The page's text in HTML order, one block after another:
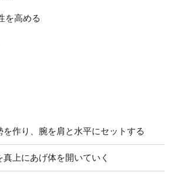
を高める
を作り、腕を肩と水平にセットする
真上にあげ体を開いていく